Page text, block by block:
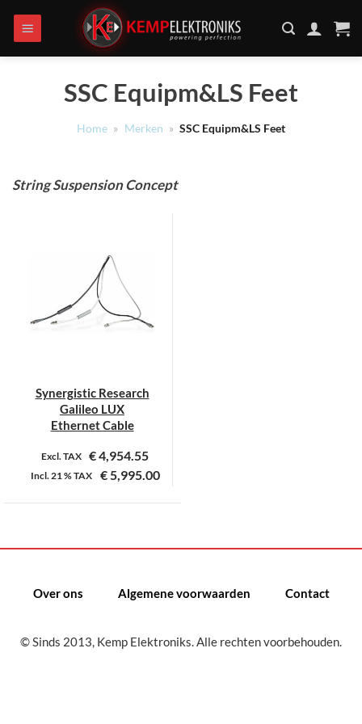
naar
inhoud
SSC Equipm&LS Feet
Home » Merken » SSC Equipm&LS Feet
String Suspension Concept
Synergistic Research
Galileo LUX
Ethernet Cable
Excl. TAX €4,954.55
Incl.21 %TAX €5,995.00
Over ons Algemene voorwaarden Contact
© Sinds 2013, Kemp Elektroniks. Alle rechten voorbehouden.